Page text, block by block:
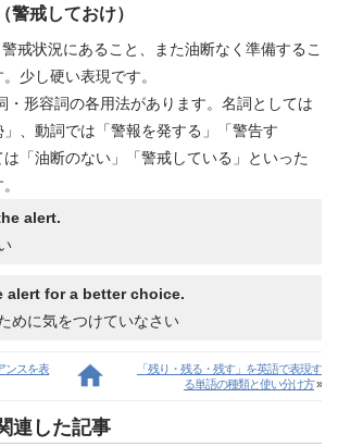
警戒しておけ）
戒状況にあること、また油断なく準備するこ
少し硬い表現です。
・形容詞の各用法があります。名詞としては
」、動詞では「警報を発する」「警告す
「油断のない」「警戒している」といった
alert.
alert for a better choice.
めに気をつけていなさい
ンスを表
「残り・残る・残す」を英語で表現す
る単語の種類と使い分け方»
連した記事